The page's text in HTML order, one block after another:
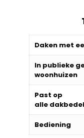
Daken met
In publieke
woonhuizen
Past op
alle
Bediening